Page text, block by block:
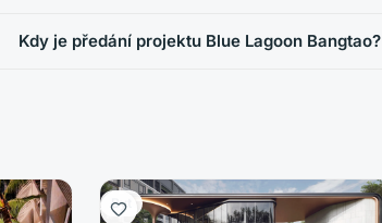
Kdy je předání projektu Blue Lagoon Bangtao?
Byt